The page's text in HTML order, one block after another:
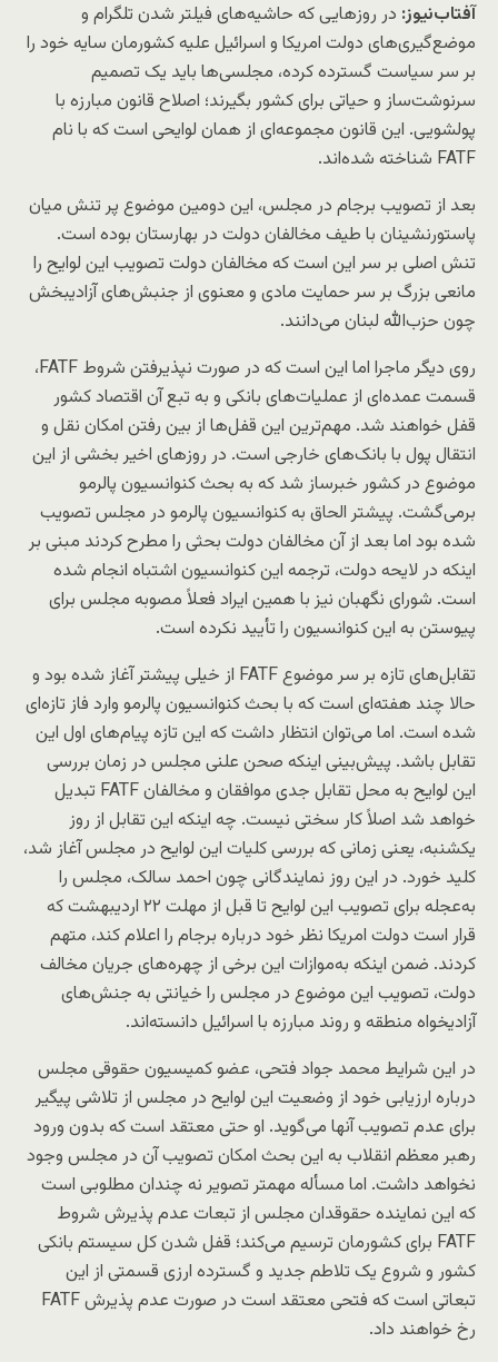
آفتاب‌‌نیوز: در روزهایی که حاشیه‌های فیلتر شدن تلگرام و
موضع‌گیری‌های دولت امریکا و اسرائیل علیه کشورمان سایه خود را
بر سر سیاست گسترده کرده، مجلسی‌ها باید یک تصمیم
سرنوشت‌ساز و حیاتی برای کشور بگیرند؛ اصلاح قانون مبارزه با
پولشویی. این قانون مجموعه‌ای از همان لوایحی است که با نام
FATF شناخته شده‌اند.
بعد از تصویب برجام در مجلس، این دومین موضوع پر تنش میان
پاستورنشینان با طیف مخالفان دولت در بهارستان بوده است.
تنش اصلی بر سر این است که مخالفان دولت تصویب این لوایح را
مانعی بزرگ بر سر حمایت مادی و معنوی از جنبش‌های آزادیبخش
چون حزب‌الله لبنان می‌دانند.
روی دیگر ماجرا اما این است که در صورت نپذیرفتن شروط FATF،
قسمت عمده‌ای از عملیات‌های بانکی و به تبع آن اقتصاد کشور
قفل خواهند شد. مهم‌ترین این قفل‌ها از بین رفتن امکان نقل و
انتقال پول با بانک‌های خارجی است. در روزهای اخیر بخشی از این
موضوع در کشور خبرساز شد که به بحث کنوانسیون پالرمو
برمی‌گشت. پیشتر الحاق به کنوانسیون پالرمو در مجلس تصویب
شده بود اما بعد از آن مخالفان دولت بحثی را مطرح کردند مبنی بر
اینکه در لایحه دولت، ترجمه این کنوانسیون اشتباه انجام شده
است. شورای نگهبان نیز با همین ایراد فعلاً مصوبه مجلس برای
پیوستن به این کنوانسیون را تأیید نکرده است.
تقابل‌های تازه بر سر موضوع FATF از خیلی پیشتر آغاز شده بود و
حالا چند هفته‌ای است که با بحث کنوانسیون پالرمو وارد فاز تازه‌ای
شده است. اما می‌توان انتظار داشت که این تازه پیام‌های اول این
تقابل باشد. پیش‌بینی اینکه صحن علنی مجلس در زمان بررسی
این لوایح به محل تقابل جدی موافقان و مخالفان FATF تبدیل
خواهد شد اصلاً کار سختی نیست. چه اینکه این تقابل از روز
یکشنبه، یعنی زمانی که بررسی کلیات این لوایح در مجلس آغاز شد،
کلید خورد. در این روز نمایندگانی چون احمد سالک، مجلس را
به‌عجله برای تصویب این لوایح تا قبل از مهلت ۲۲ اردیبهشت که
قرار است دولت امریکا نظر خود درباره برجام را اعلام کند، متهم
کردند. ضمن اینکه به‌موازات این برخی از چهره‌های جریان مخالف
دولت، تصویب این موضوع در مجلس را خیانتی به جنش‌های
آزادیخواه منطقه و روند مبارزه با اسرائیل دانسته‌اند.
در این شرایط محمد جواد فتحی، عضو کمیسیون حقوقی مجلس
درباره ارزیابی خود از وضعیت این لوایح در مجلس از تلاشی پیگیر
برای عدم تصویب آنها می‌گوید. او حتی معتقد است که بدون ورود
رهبر معظم انقلاب به این بحث امکان تصویب آن در مجلس وجود
نخواهد داشت. اما مسأله مهمتر تصویر نه چندان مطلوبی است
که این نماینده حقوقدان مجلس از تبعات عدم پذیرش شروط
FATF برای کشورمان ترسیم می‌کند؛ قفل شدن کل سیستم بانکی
کشور و شروع یک تلاطم جدید و گسترده ارزی قسمتی از این
تبعاتی است که فتحی معتقد است در صورت عدم پذیرش FATF
رخ خواهند داد.